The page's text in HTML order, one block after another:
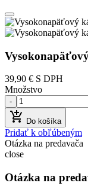
39,90 € S DPH
Množstvo
-
 Do košíka
Pridať k obľúbeným
Otázka na predavača
close
Otázka na